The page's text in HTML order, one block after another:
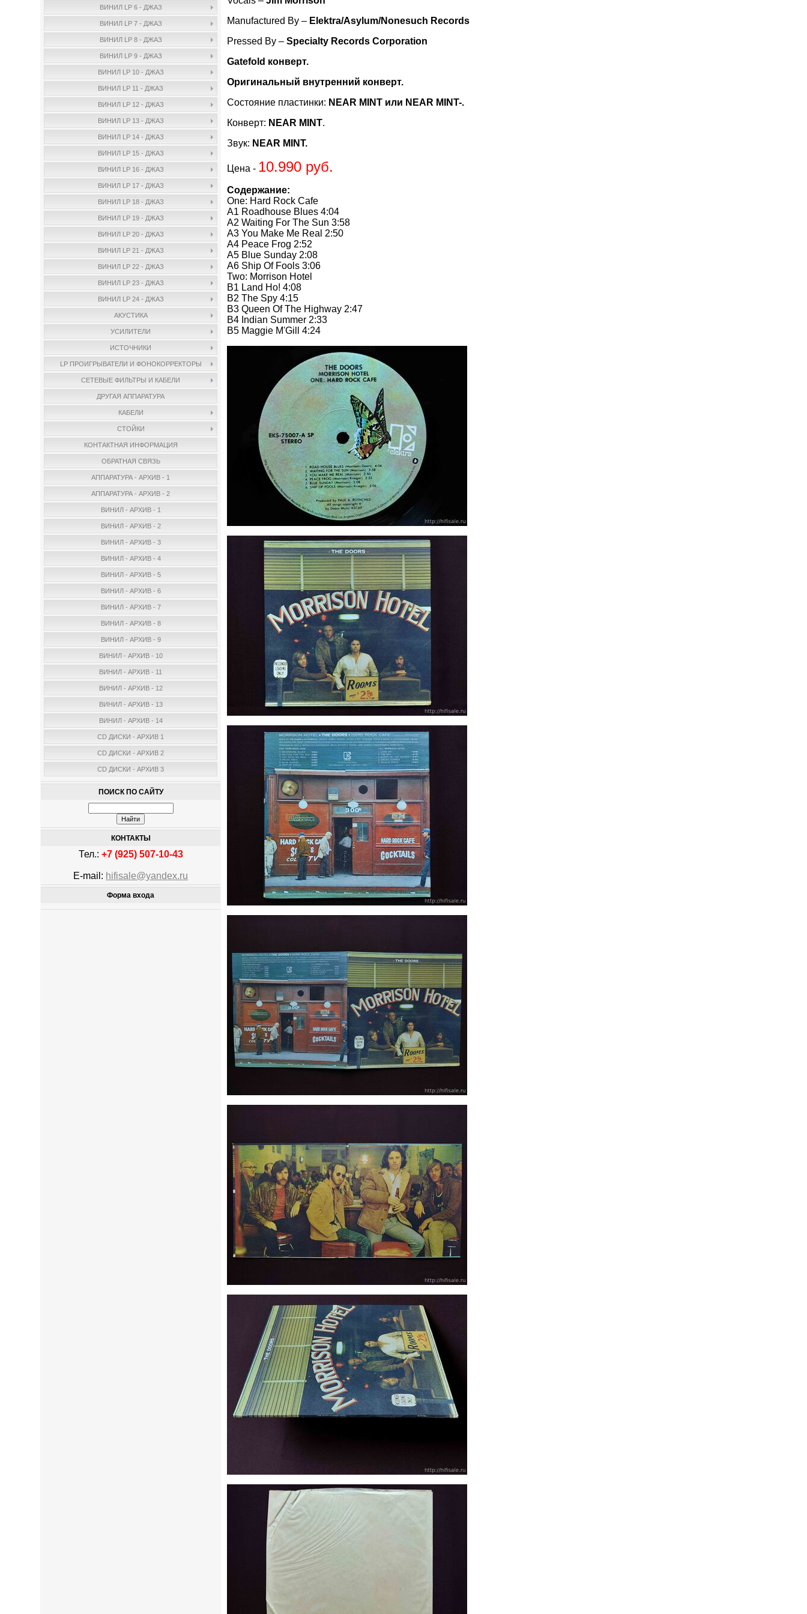
ВИНИЛ LP 6 - ДЖАЗ
ВИНИЛ LP 7 - ДЖАЗ
ВИНИЛ LP 8 - ДЖАЗ
ВИНИЛ LP 9 - ДЖАЗ
ВИНИЛ LP 10 - ДЖАЗ
ВИНИЛ LP 11 - ДЖАЗ
ВИНИЛ LP 12 - ДЖАЗ
ВИНИЛ LP 13 - ДЖАЗ
ВИНИЛ LP 14 - ДЖАЗ
ВИНИЛ LP 15 - ДЖАЗ
ВИНИЛ LP 16 - ДЖАЗ
ВИНИЛ LP 17 - ДЖАЗ
ВИНИЛ LP 18 - ДЖАЗ
ВИНИЛ LP 19 - ДЖАЗ
ВИНИЛ LP 20 - ДЖАЗ
ВИНИЛ LP 21 - ДЖАЗ
ВИНИЛ LP 22 - ДЖАЗ
ВИНИЛ LP 23 - ДЖАЗ
ВИНИЛ LP 24 - ДЖАЗ
АКУСТИКА
УСИЛИТЕЛИ
ИСТОЧНИКИ
LP ПРОИГРЫВАТЕЛИ И ФОНОКОРРЕКТОРЫ
СЕТЕВЫЕ ФИЛЬТРЫ И КАБЕЛИ
ДРУГАЯ АППАРАТУРА
КАБЕЛИ
СТОЙКИ
КОНТАКТНАЯ ИНФОРМАЦИЯ
ОБРАТНАЯ СВЯЗЬ
АППАРАТУРА - АРХИВ - 1
АППАРАТУРА - АРХИВ - 2
ВИНИЛ - АРХИВ - 1
ВИНИЛ - АРХИВ - 2
ВИНИЛ - АРХИВ - 3
ВИНИЛ - АРХИВ - 4
ВИНИЛ - АРХИВ - 5
ВИНИЛ - АРХИВ - 6
ВИНИЛ - АРХИВ - 7
ВИНИЛ - АРХИВ - 8
ВИНИЛ - АРХИВ - 9
ВИНИЛ - АРХИВ - 10
ВИНИЛ - АРХИВ - 11
ВИНИЛ - АРХИВ - 12
ВИНИЛ - АРХИВ - 13
ВИНИЛ - АРХИВ - 14
CD ДИСКИ - АРХИВ 1
CD ДИСКИ - АРХИВ 2
CD ДИСКИ - АРХИВ 3
ПОИСК ПО САЙТУ
КОНТАКТЫ
Тел.: +7 (925) 507-10-43
E-mail: hifisale@yandex.ru
Форма входа
Manufactured By – Elektra/Asylum/Nonesuch Records
Pressed By –Specialty Records Corporation
Gatefold конверт.
Оригинальный внутренний конверт.
Состояние пластинки: NEAR MINT или NEAR MINT-.
Конверт: NEAR MINT.
Звук: NEAR MINT.
Цена - 10.990 руб.
Содержание:
One: Hard Rock Cafe
A1 Roadhouse Blues 4:04
A2 Waiting For The Sun 3:58
A3 You Make Me Real 2:50
A4 Peace Frog 2:52
A5 Blue Sunday 2:08
A6 Ship Of Fools 3:06
Two: Morrison Hotel
B1 Land Ho! 4:08
B2 The Spy 4:15
B3 Queen Of The Highway 2:47
B4 Indian Summer 2:33
B5 Maggie M'Gill 4:24